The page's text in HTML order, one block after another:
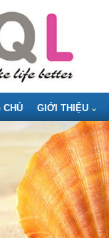
CHỦ GIỚI THIỆU